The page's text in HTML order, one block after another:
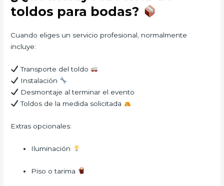
toldos para bodas?
Cuando eliges un servicio profesional, normalmente
incluye:
Transporte del toldo
Instalación
Desmontaje al terminar el evento
Toldos de la medida solicitada
Extras opcionales:
Iluminación
Piso o tarima